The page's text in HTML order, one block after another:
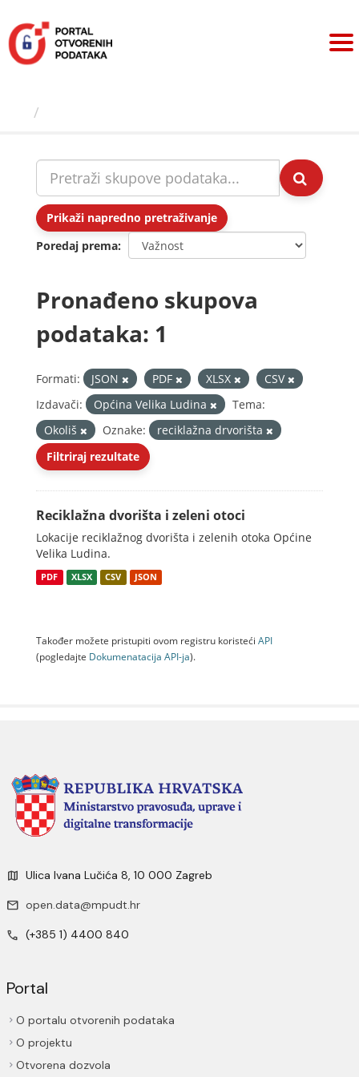
sadržaj
Prikaži napredno pretraživanje
Poredaj prema
Pronađeno skupova
podataka: 1
Formati: JSON PDF XLSX
CSV
Izdavači:
Općina Velika Ludina
Tema:
Okoliš
Oznake:
reciklažna drvorišta
Filtriraj rezultate
Reciklažna dvorišta i zeleni otoci
Lokacije reciklažnog dvorišta i zelenih otoka Općine
Velika Ludina.
PDF XLSX CSV JSON
Također možete pristupiti ovom registru koristeći API
(pogledajte Dokumenаtаcijа API-jа).